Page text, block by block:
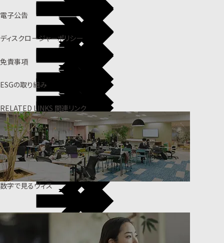
電子公告
ディスクロージャーポリシー
免責事項
ESGの取り組み
RELATED LINKS 関連リンク
数字で見るヴィス